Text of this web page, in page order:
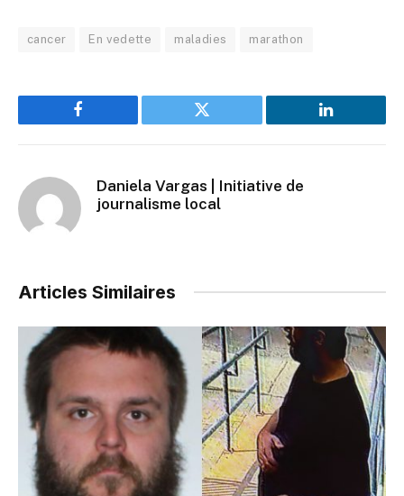
cancer En vedette maladies marathon
Facebook Twitter LinkedIn
Daniela Vargas | Initiative de
journalisme local
Articles Similaires